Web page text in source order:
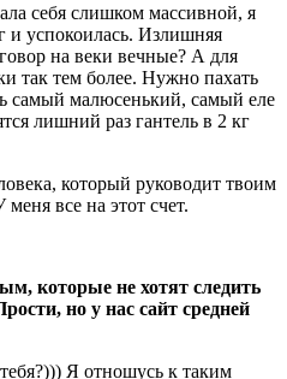
себя слишком массивной, я
и успокоилась. Излишняя
на веки вечные? А для
так тем более. Нужно пахать
самый малюсенький, самый еле
лишний раз гантель в 2 кг
который руководит твоим
все на этот счет.
которые не хотят следить
но у нас сайт средней
Я отношусь к таким